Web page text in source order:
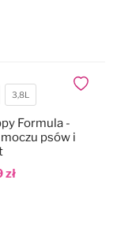
3,8L
zł
Formula -
psów i
Dodaj